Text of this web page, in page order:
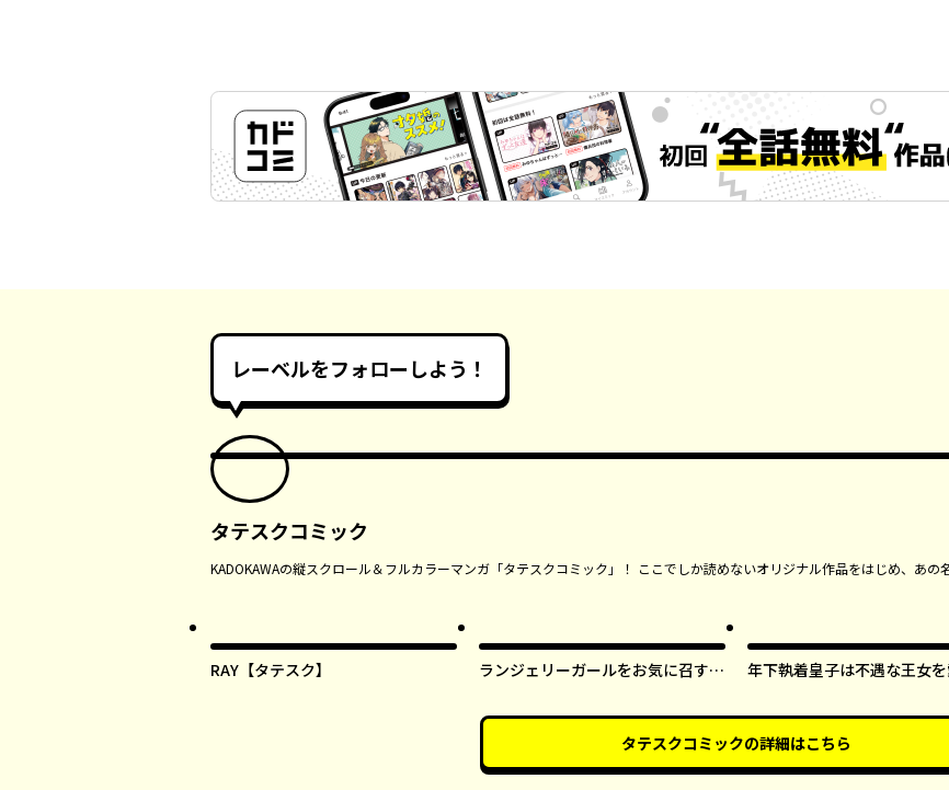
レーベルをフォローしよう！
タテスクコミック
KADOKAWAの縦スクロール＆フルカラーマンガ「タテスクコミック」！ ここでしか読めないオリジナル作品をはじめ、あの
RAY【タテスク】
ランジェリーガールをお気に召すま
年下執着皇子は不遇な王女
タテスクコミックの詳細はこちら